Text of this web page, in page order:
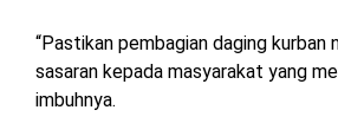
“Pastikan pembagian daging kurban
sasaran kepada masyarakat yang
imbuhnya.